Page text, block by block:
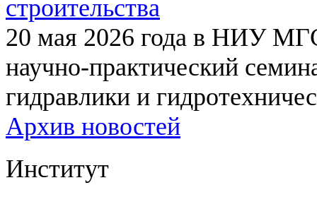
строительства
20 мая 2026 года в НИУ
научно-практический
гидравлики и
Архив новостей
Институт